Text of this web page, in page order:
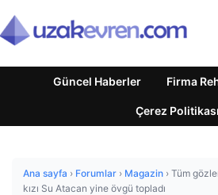
Güncel Haberler Firma
Çerez Politikası
Ana sayfa › Forumlar › Magazin › Tüm
kızı Su Atacan yine övgü topladı